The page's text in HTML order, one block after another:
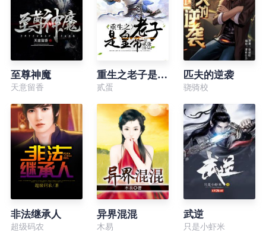
至尊神魔
天意留香
重生之老子是皇帝
贰蛋
匹夫的逆袭
骁骑校
非法继承人
超级码农
异界混混
木易
武逆
只是小虾米